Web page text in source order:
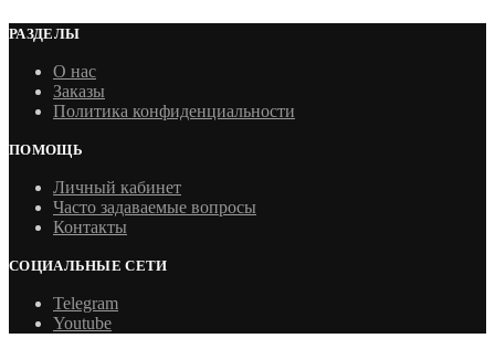
РАЗДЕЛЫ
О нас
Заказы
Политика конфиденциальности
ПОМОЩЬ
Личный кабинет
Часто задаваемые вопросы
Контакты
СОЦИАЛЬНЫЕ СЕТИ
Telegram
Youtube